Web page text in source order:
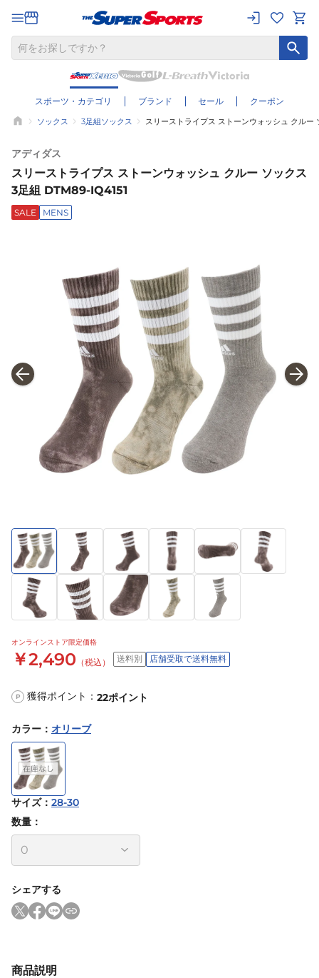
スポーツ・カテゴリ ブランド セール クーポン
ソックス 3足組ソックス スリーストライプス ストーンウォッシュ クルー
アディダス
スリーストライプス ストーンウォッシュ クルー ソックス
3足組 DTM89-IQ4151
SALE MENS
オンラインストア限定価格
￥2,490 （税込） 送料別 店舗受取で送料無料
P 獲得ポイント： 22ポイント
カラー ： オリーブ
サイズ： 28-30
数量：
シェアする
商品説明